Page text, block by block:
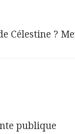
Célestine ?
publique